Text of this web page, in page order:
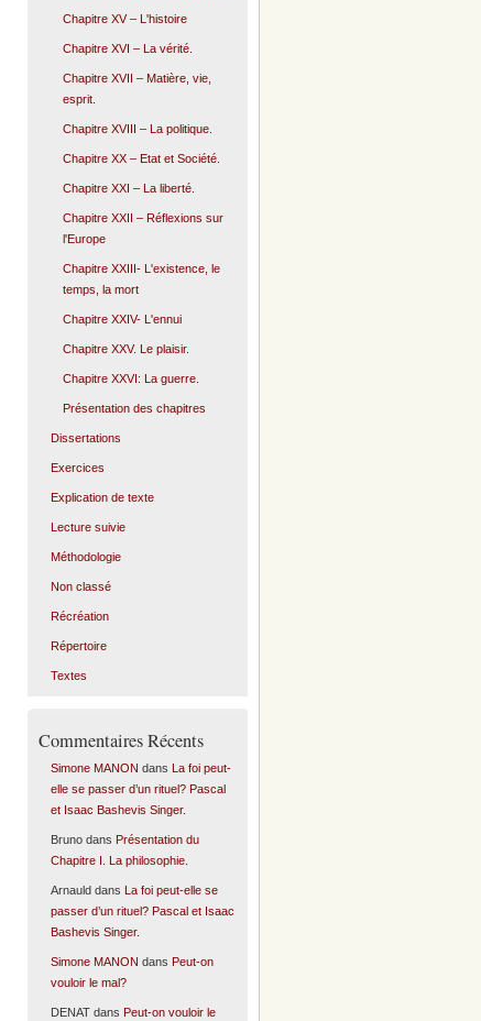
Chapitre XV – L'histoire
Chapitre XVI – La vérité.
Chapitre XVII – Matière, vie,
esprit.
Chapitre XVIII – La politique.
Chapitre XX – Etat et Société.
Chapitre XXI – La liberté.
Chapitre XXII – Réflexions sur
l'Europe
Chapitre XXIII- L'existence, le
temps, la mort
Chapitre XXIV- L'ennui
Chapitre XXV. Le plaisir.
Chapitre XXVI: La guerre.
Présentation des chapitres
Dissertations
Exercices
Explication de texte
Lecture suivie
Méthodologie
Non classé
Récréation
Répertoire
Textes
Commentaires Récents
Simone MANON dans
La foi peut-
elle se passer d’un rituel? Pascal
et Isaac Bashevis Singer.
Brunodans Présentation du
Chapitre I. La philosophie.
Arnauld dans
La foi peut-elle se
passer d’un rituel? Pascal et Isaac
Bashevis Singer.
Simone MANON dans Peut-on
vouloir le mal?
DENATdans Peut-on vouloir le